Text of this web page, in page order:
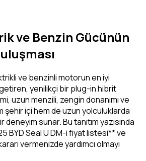
ve Benzin Gücünün
ve benzinli motorun en iyi
yenilikçi bir plug-in hibrit
uzun menzili, zengin donanımı ve
şehir içi hem de uzun yolculuklarda
deneyim sunar. Bu tanıtım yazısında
BYD Seal U DM-i fiyat listesi** ve
vermenizde yardımcı olmayı